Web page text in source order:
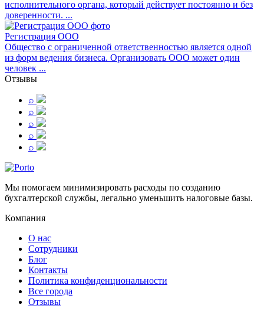
исполнительного органа, который действует постоянно и без
доверенности. ...
Регистрация ООО
Общество с ограниченной ответственностью является одной
из форм ведения бизнеса. Организовать ООО может один
человек ...
Отзывы
⌕
⌕
⌕
⌕
⌕
Мы помогаем минимизировать расходы по созданию
бухгалтерской службы, легально уменьшить налоговые базы.
Компания
О нас
Сотрудники
Блог
Контакты
Политика конфиденциональности
Все города
Отзывы